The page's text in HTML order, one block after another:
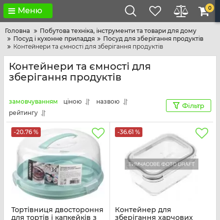
Меню 0
Головна
Побутова техніка, інструменти та товари для дому
Посуд і кухонне приладдя
Посуд для зберігання продуктів
Контейнери та ємності для зберігання продуктів
Контейнери та ємності для
зберігання продуктів
замовчуванням ціною
назвою
рейтингу
Фільтр
-20.76 %
Тортівниця двостороння
для тортів і капкейків з
-36.61 %
Контейнер для
зберігання харчових